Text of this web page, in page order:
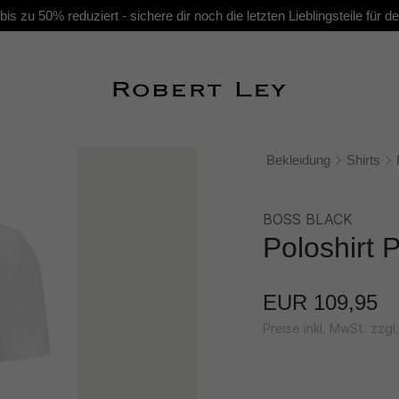
zu 50% reduziert - sichere dir noch die letzten Lieblingsteile für
Bekleidung Shirts
BOSS BLACK
Poloshirt
EUR 109,95
Preise inkl. MwSt.